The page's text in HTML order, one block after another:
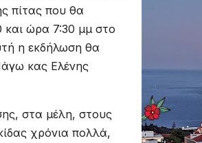
πίτας που θα
και ώρα 7:30 μμ στο
η εκδήλωση θα
κας Ελένης
στα μέλη, στους
χρόνια πολλά,